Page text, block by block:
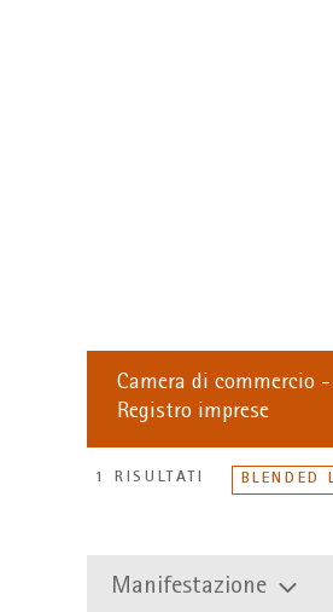
Camera di commercio -
Registro imprese
1 RISULTATI BLENDED
Manifestazione